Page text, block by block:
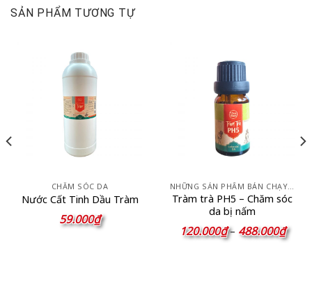
SẢN PHẨM TƯƠNG TỰ
CHĂM SÓC DA
Nước Cất Tinh Dầu Tràm
59.000₫
Tràm trà PH5 – Chăm sóc
da bị nấm
120.000₫ – 488.000₫
giá: